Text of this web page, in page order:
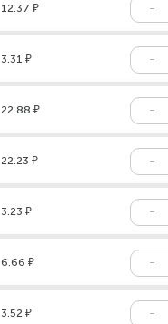
12.37 ₽
3.31 ₽
22.88 ₽
22.23 ₽
3.23 ₽
6.66 ₽
3.52 ₽